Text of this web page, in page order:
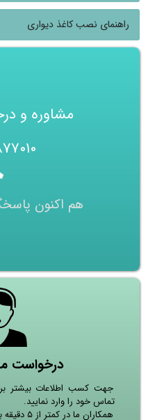
راهنمای نصب کاغذ دیواری
مشاوره و
هم اکنون
درخواست
جهت کسب اطلاعات بیشتر
تماس خود را وارد نمایید.
همکاران ما در کمتر از ۵ دقیقه با شما تماس می گیرند.